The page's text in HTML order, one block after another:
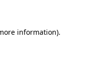
information).